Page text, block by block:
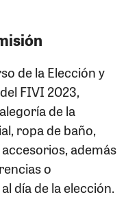
de la Elección y
FIVI 2023,
de la
ropa de baño,
además
o
día de la elección.